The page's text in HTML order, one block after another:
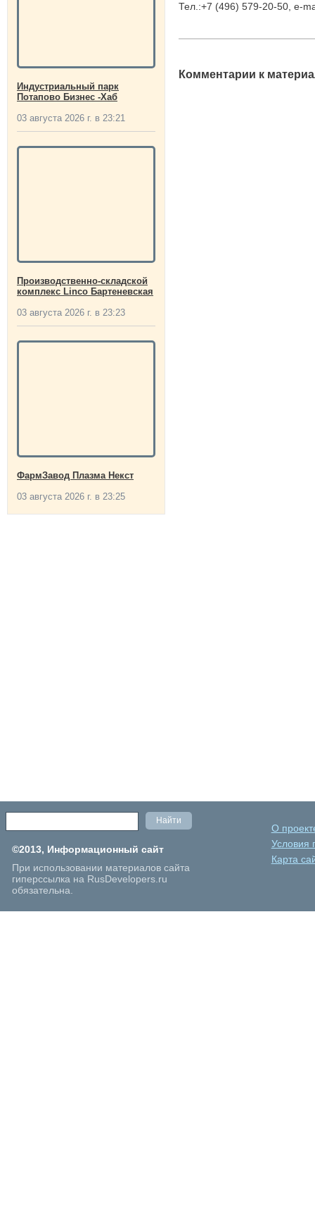
Индустриальный парк
Потапово Бизнес -Хаб
03 августа 2026 г. в 23:21
Производственно-складской
комплекс Linco Бартеневская
03 августа 2026 г. в 23:23
ФармЗавод Плазма Некст
03 августа 2026 г. в 23:25
Тел.:+7 (496) 579-20-50, е-
Комментарии к
©2013, Информационный сайт
При использовании материалов сайта
гиперссылка на RusDevelopers.ru
обязательна.
О
Условия
Карта